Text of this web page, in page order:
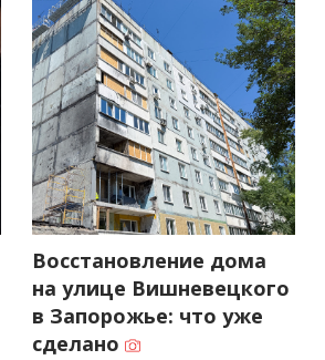
Восстановление дома
на улице Вишневецкого
в Запорожье: что уже
сделано